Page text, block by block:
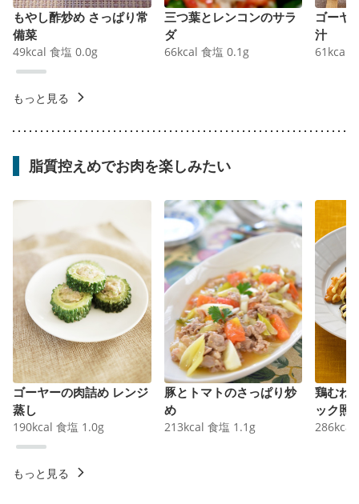
もやし酢炒め さっぱり常
備菜
49kcal 食塩 0.0g
三つ葉とレンコンのサラ
ダ
66kcal 食塩 0.1 g
ゴーヤ
汁
61 kcal
もっと見る
脂質控えめでお肉を楽しみたい
ゴーヤーの肉詰め レンジ
蒸し
190kcal 食塩 1.0g
豚とトマトのさっぱり炒
め
213kcal 食塩 1.1 g
鶏むね
ック照
286kcal
もっと見る